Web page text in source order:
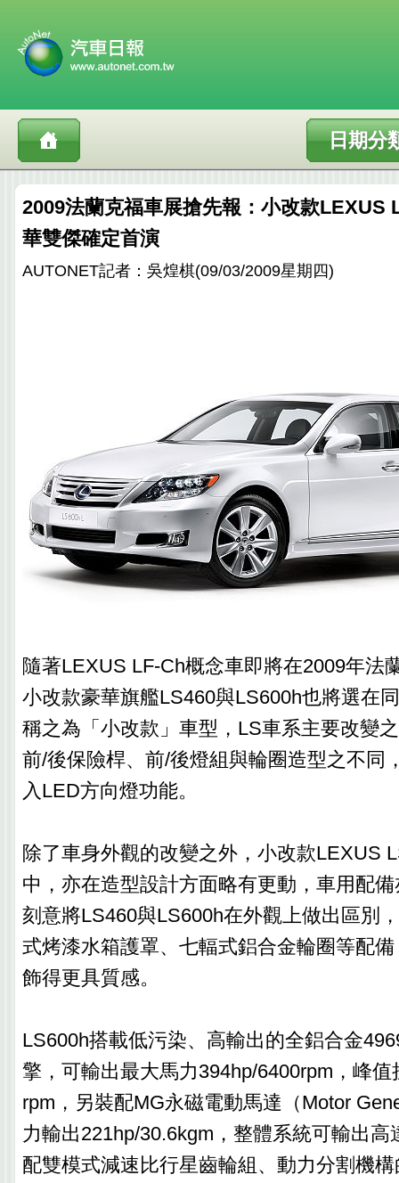
日期分
2009法蘭克福車展搶先報：小改款LEXUS
華雙傑確定首演
AUTONET記者：吳煌棋(09/03/2009星期四)
隨著LEXUS LF-Ch概念車即將在2009年法
小改款豪華旗艦LS460與LS600h也將選在
稱之為「小改款」車型，LS車系主要改變
前/後保險桿、前/後燈組與輪圈造型之不同
入LED方向燈功能。
除了車身外觀的改變之外，小改款LEXUS
中，亦在造型設計方面略有更動，車用配
刻意將LS460與LS600h在外觀上做出區別
式烤漆水箱護罩、七輻式鋁合金輪圈等配
飾得更具質感。
LS600h搭載低污染、高輸出的全鋁合金
擎，可輸出最大馬力394hp/6400rpm，峰值
rpm，另裝配MG永磁電動馬達（Motor
力輸出221hp/30.6kgm，整體系統可輸出高
配雙模式減速比行星齒輪組、動力分割機